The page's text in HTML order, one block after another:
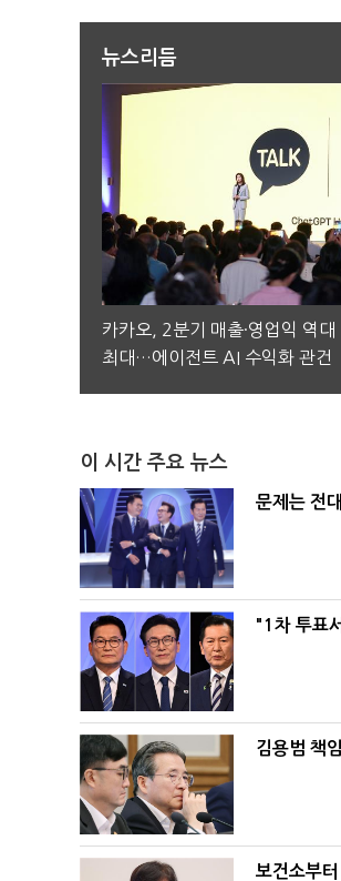
뉴스리듬
카카오, 2분기 매출·영업익 역대
최대…에이전트 AI 수익화 관건
이 시간 주요 뉴스
문제는 전
"1차 투표
김용범 책
보건소부